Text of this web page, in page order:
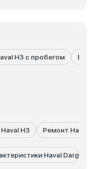
H3 с пробегом Все
H3 Ремонт Haval
Haval Dargo